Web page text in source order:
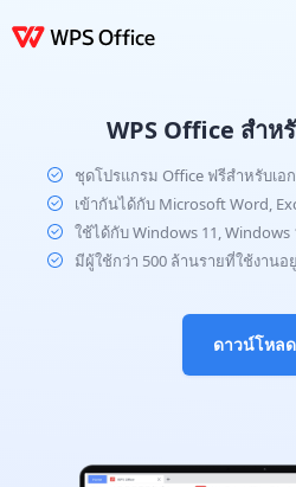
WPS Office สำห
ชุดโปรแกรม Office ฟรีสำหรับเอ
เข้ากันได้กับ Microsoft Word,
ใช้ได้กับ Windows 11, Windows
มีผู้ใช้กว่า 500 ล้านรายที่ใช้งานอ
ดาวน์โหล